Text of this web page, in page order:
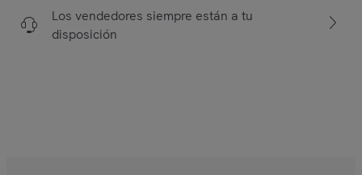
Los vendedores siempre están a tu
disposición